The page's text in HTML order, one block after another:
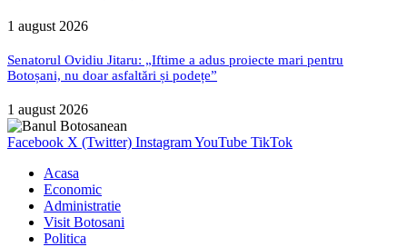
1 august 2026
Senatorul Ovidiu Jitaru: „Iftime a adus proiecte mari pentru
Botoșani, nu doar asfaltări și podețe”
1 august 2026
Facebook X (Twitter) InstagramYouTube TikTok
Acasa
Economic
Administratie
Visit Botosani
Politica